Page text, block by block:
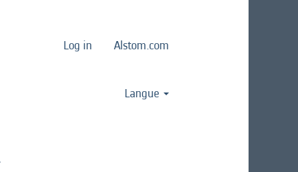
Log in Alstom.com
Langue